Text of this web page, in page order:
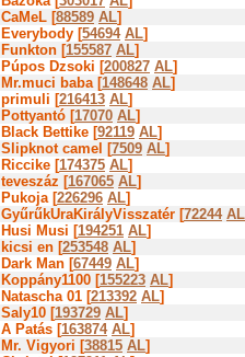
CaMeL [88589 AL]
Everybody [54694 AL]
Funkton [155587 AL]
Púpos Dzsoki [200827 AL]
Mr.muci baba [148648 AL]
primuli [216413 AL]
Pottyantó [17070 AL]
Black Bettike [92119 AL]
Slipknot camel [7509 AL]
Riccike [174375 AL]
teveszáz [167065 AL]
Pukoja [226296 AL]
GyűrűkUraKirályVisszatér [72244 AL
Husi Musi [194251 AL]
kicsi en [253548 AL]
Dark Man [67449 AL]
Koppány1100 [155223 AL]
Natascha 01 [213392 AL]
Saly10 [193729 AL]
A Patás [163874 AL]
Mr. Vigyori [38815 AL]